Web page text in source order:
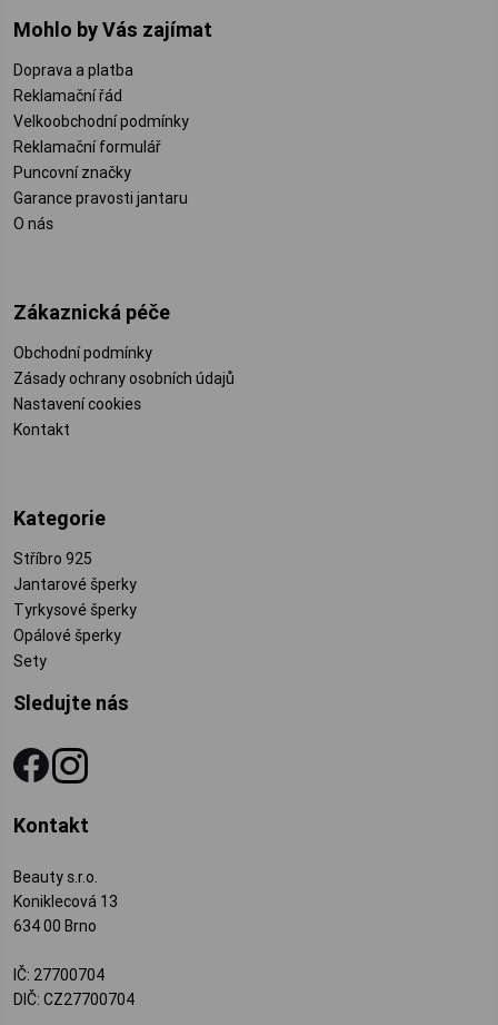
Mohlo by Vás zajímat
Doprava a platba
Reklamační řád
Velkoobchodní podmínky
Reklamační formulář
Puncovní značky
Garance pravosti jantaru
O nás
Zákaznická péče
Obchodní podmínky
Zásady ochrany osobních údajů
Nastavení cookies
Kontakt
Kategorie
Stříbro 925
Jantarové šperky
Tyrkysové šperky
Opálové šperky
Sety
Sledujte nás
Kontakt
Beauty s.r.o.
Koniklecová 13
634 00 Brno
IČ: 27700704
DIČ: CZ27700704